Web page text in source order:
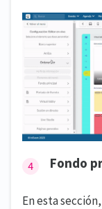
Fondo
En esta